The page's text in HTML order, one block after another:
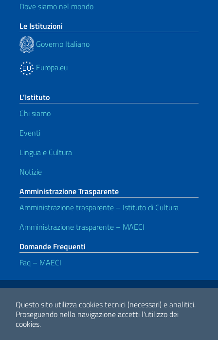
Questo sito utilizza cookies tecnici (necessari) e analitici.
Proseguendo nella navigazione accetti l'utilizzo dei
cookies.
Dove siamo nel mondo
Le Istituzioni
Governo Italiano
Europa.eu
L’Istituto
Chi siamo
Eventi
Lingua e Cultura
Notizie
Amministrazione Trasparente
Amministrazione trasparente – Istituto di Cultura
Amministrazione trasparente – MAECI
Domande Frequenti
Faq – MAECI
Link Utili